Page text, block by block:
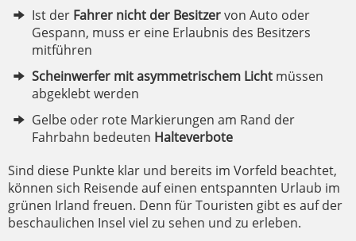
Ist der Fahrer nicht der Besitzervon Auto oder
Gespann, muss er eine Erlaubnis des Besitzers
mitführen
Scheinwerfer mit asymmetrischem Licht müssen
abgeklebt werden
Gelbe oder rote Markierungen am Rand der
Fahrbahn bedeuten Halteverbote
Sind diese Punkte klar und bereits im Vorfeld beachtet,
können sich Reisende auf einen entspannten Urlaub im
grünen Irland freuen. Denn für Touristen gibt es auf der
beschaulichen Insel viel zu sehen und zu erleben.